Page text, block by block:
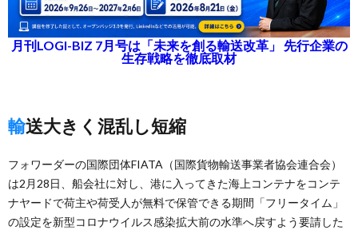
月刊LOGI-BIZ 7月号は「未来を創る輸送改革」 先行企業の
生存戦略を徹底取材
輸送大きく混乱し短縮
フォワーダーの国際団体FIATA（国際貨物輸送事業者協会連合会）
は2月28日、船会社に対し、港に入ってきた海上コンテナをコンテ
ナヤードで荷主や荷受人が無料で保管できる期間「フリータイム」
の設定を新型コロナウイルス感染拡大前の水準へ戻すよう要請した